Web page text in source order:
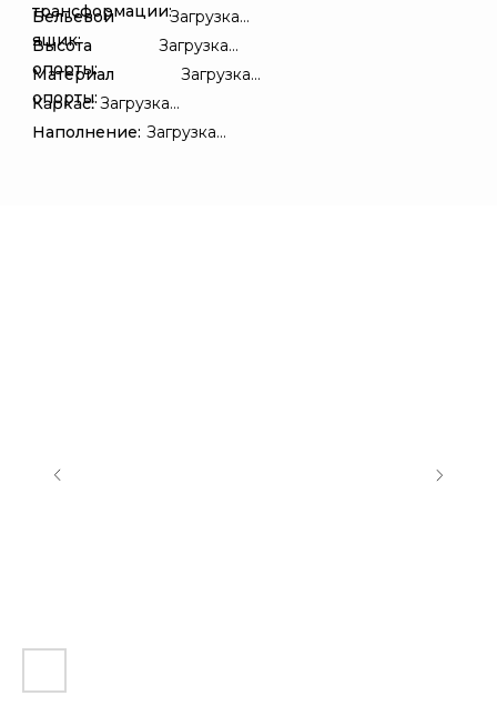
трансформации:Загрузка...
Бельевой
ящик:
Загрузка...
Высота
опорты:
Загрузка...
Материал
опорты:
Загрузка...
Наполнение:
Каркас: Загрузка...